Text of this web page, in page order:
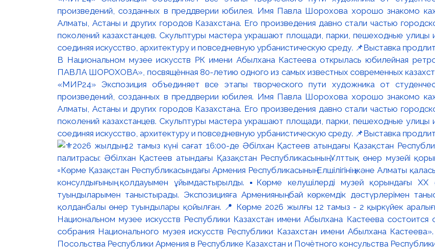
В Национальном музее искусств РК имени Абылхана Кастеева открылась юбилейная
ПАВЛА ШОРОХОВА», посвящённая 80-летию одного из самых известных современных
«МИР24» Экспозиция объединяет все этапы творческого пути художника от
произведений, созданных в преддверии юбилея. Имя Павла Шорохова хорошо знакомо
Алматы, Астаны и других городов Казахстана. Его произведения давно стали частью
поколений казахстанцев. Скульптуры мастера украшают площади, парки, пешеходные улицы
соединяя искусство, архитектуру и повседневную урбанистическую среду. 📌Выставка